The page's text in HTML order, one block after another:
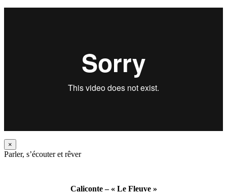
×
Parler, s’écouter et rêver
Caliconte – « Le Fleuve »